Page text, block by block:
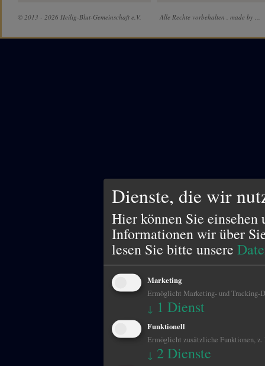
© 2013 - 2026 Heilig-Blut-Gemeinschaft e.V. Alle Rechte vorbehalten . made by ...
Dienste, die wir
Hier können Sie einsehen
Informationen wir über
lesen Sie bitte unsere
Marketing
Ermöglicht Marketing- und Tracking-
↓ 1 Dienst
Funktionell
Ermöglicht zusätzliche Funktionen, z.
↓ 2 Dienste